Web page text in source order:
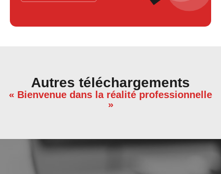
Autres téléchargements
« Bienvenue dans la réalité professionnelle
»